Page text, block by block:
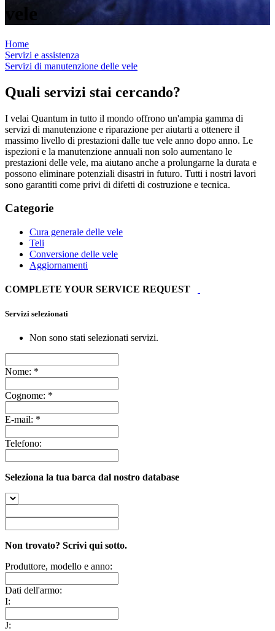
vele
Home
Servizi e assistenza
Servizi di manutenzione delle vele
Quali servizi stai cercando?
I velai Quantum in tutto il mondo offrono un'ampia gamma di
servizi di manutenzione e riparazione per aiutarti a ottenere il
massimo livello di prestazioni dalle tue vele anno dopo anno. Le
ispezioni e la manutenzione annuali non solo aumentano le
prestazioni delle vele, ma aiutano anche a prolungarne la durata e
possono eliminare potenziali disastri in futuro. Tutti i nostri lavori
sono garantiti come privi di difetti di costruzione e tecnica.
Categorie
Cura generale delle vele
Teli
Conversione delle vele
Aggiornamenti
COMPLETE YOUR SERVICE REQUEST
Servizi selezionati
Non sono stati selezionati servizi.
Nome: *
Cognome: *
E-mail: *
Telefono:
Seleziona la tua barca dal nostro database
Non trovato? Scrivi qui sotto.
Produttore, modello e anno:
Dati dell'armo:
I:
J: